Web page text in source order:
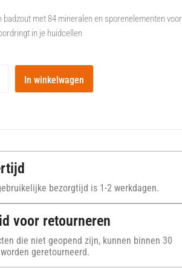
met 84 mineralen en sporenelementen voor
in je huidcellen
In winkelwagen
bezorgtijd is 1-2 werkdagen.
voor retourneren
die niet geopend zijn, kunnen binnen 30
geretourneerd.